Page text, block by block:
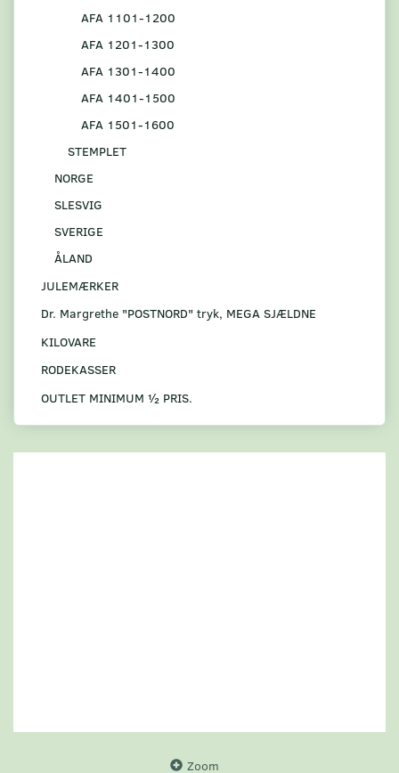
AFA 1101-1200
AFA 1201-1300
AFA 1301-1400
AFA 1401-1500
AFA 1501-1600
STEMPLET
NORGE
SLESVIG
SVERIGE
ÅLAND
JULEMÆRKER
Dr. Margrethe "POSTNORD" tryk, MEGA SJÆLDNE
KILOVARE
RODEKASSER
OUTLET MINIMUM ½ PRIS.
Zoom